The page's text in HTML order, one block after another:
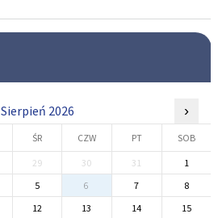
Sierpień 2026 ›
ŚR CZW PT SOB
29 30 31
1
5 6 7
8
12 13 14
15